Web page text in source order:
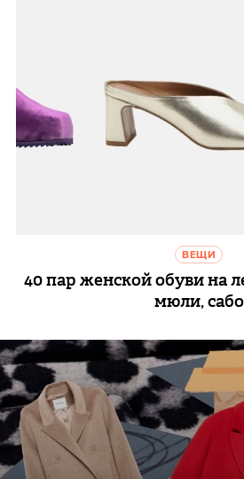
ВЕЩИ
40 пар женской обуви на
мюли, сабо